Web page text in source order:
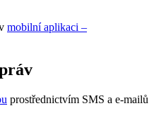
mobilní aplikaci –
prostřednictvím SMS a e-mailů